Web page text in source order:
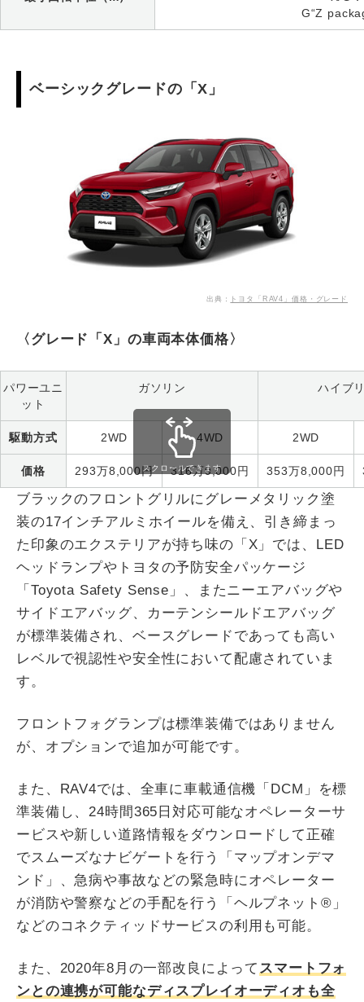
G“Z
ベーシックグレードの「X」
出典： トヨタ「RAV4」価格・グレード
〈グレード「X」の車両本体価格〉
パワーユニ
ット
ガソリン ハイブ
駆動方式 2WD 4WD 2WD
価格 293万8,000円 316万9,000円 353万8,000円
スクロールできます
ブラックのフロントグリルにグレーメタリック塗
装の17インチアルミホイールを備え、引き締まっ
た印象のエクステリアが持ち味の「X」では、LED
ヘッドランプやトヨタの予防安全パッケージ
「Toyota Safety Sense」、またニーエアバッグや
サイドエアバッグ、カーテンシールドエアバッグ
が標準装備され、ベースグレードであっても高い
レベルで視認性や安全性において配慮されていま
す。
フロントフォグランプは標準装備ではありません
が、オプションで追加が可能です。
また、RAV4では、全車に車載通信機「DCM」を標
準装備し、24時間365日対応可能なオペレーターサ
ービスや新しい道路情報をダウンロードして正確
でスムーズなナビゲートを行う「マップオンデマ
ンド」、急病や事故などの緊急時にオペレーター
が消防や警察などの手配を行う「ヘルプネット®」
などのコネクティッドサービスの利用も可能。
また、2020年8月の一部改良によって スマートフォ
ンとの連携が可能なディスプレイオーディオも全